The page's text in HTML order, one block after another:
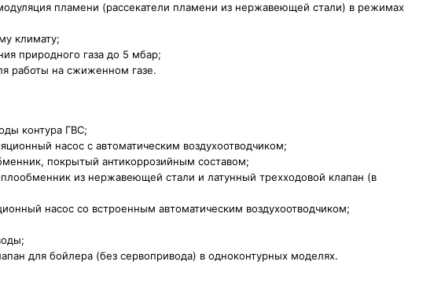
пламени (рассекатели пламени из нержавеющей стали) в режимах
климату;
природного газа до 5 мбар;
работы на сжиженном газе.
контура ГВС;
насос с автоматическим воздухоотводчиком;
покрытый антикоррозийным составом;
из нержавеющей стали и латунный трехходовой клапан (в
насос со встроенным автоматическим воздухоотводчиком;
для бойлера (без сервопривода) в одноконтурных моделях.